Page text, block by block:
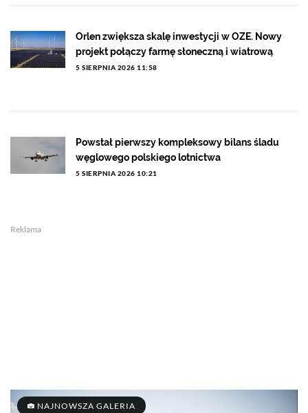
Orlen zwiększa skalę inwestycji w OZE. Nowy
projekt połączy farmę słoneczną i wiatrową
5 SIERPNIA 2026 11:58
Powstał pierwszy kompleksowy bilans śladu
węglowego polskiego lotnictwa
5 SIERPNIA 2026 10:21
Reklama
NAJNOWSZA GALERIA